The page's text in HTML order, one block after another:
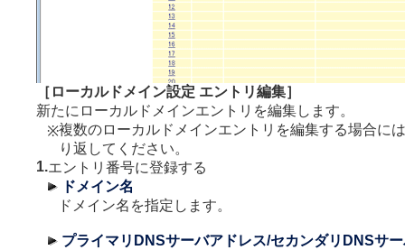
［ローカルドメイン設定 エントリ編集］
新たにローカルドメインエントリを編集します。
※複数のローカルドメインエントリを編集する場合に
り返してください。
1.エントリ番号に登録する
ドメイン名
ドメイン名を指定します。
プライマリDNSサーバアドレス/セカンダリDNSサ